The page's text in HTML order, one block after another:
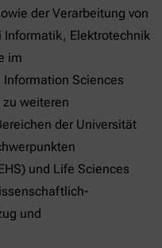
der Verarbeitung von
Informatik, Elektrotechnik
im
Sciences
weiteren
der Universität
und Life Sciences
und